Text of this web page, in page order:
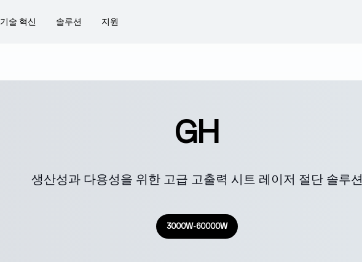
기술 혁신 솔루션 지원
GH
생산성과 다용성을 위한 고급 고출력 시트 레이저 절단 솔루션
3000W-60000W